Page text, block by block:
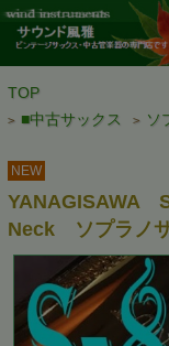
TOP
> ■中古サックス > ソ
NEW
YANAGISAWA
Neck ソプラノ